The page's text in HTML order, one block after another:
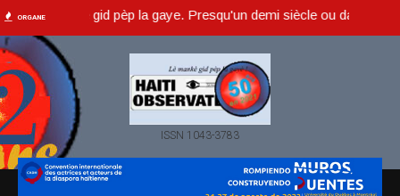
ORGANE
manke gid pèp la gaye. Presqu'un demi siècle ou dans un an
ISSN 1043-3783